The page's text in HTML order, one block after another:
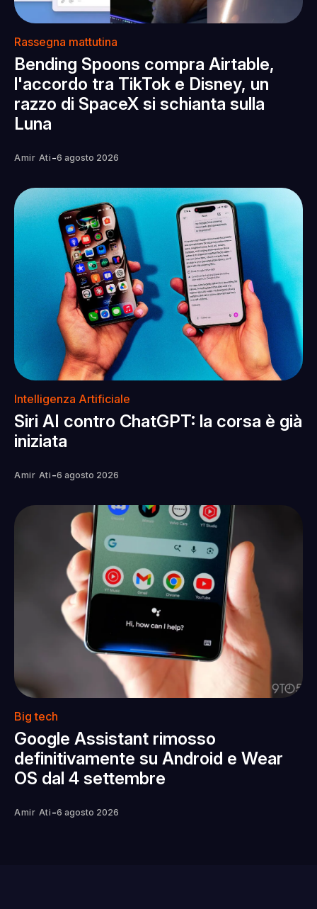
Rassegna mattutina
Bending Spoons compra Airtable,
l'accordo tra TikTok e Disney, un
razzo di SpaceX si schianta sulla
Luna
Amir Ati -6 agosto 2026
Intelligenza Artificiale
Siri AI contro ChatGPT: la corsa è già
iniziata
Amir Ati -6 agosto 2026
Big tech
Google Assistant rimosso
definitivamente su Android e Wear
OS dal 4 settembre
Amir Ati -6 agosto 2026